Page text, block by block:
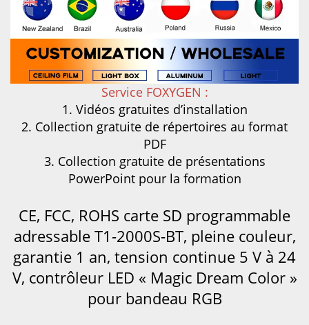
Service FOXYGEN :
1. Vidéos gratuites d’installation
2. Collection gratuite de répertoires au format
PDF
3. Collection gratuite de présentations
PowerPoint pour la formation
CE, FCC, ROHS carte SD programmable
adressable T1-2000S-BT, pleine couleur,
garantie 1 an, tension continue 5 V à 24
V, contrôleur LED « Magic Dream Color »
pour bandeau RGB